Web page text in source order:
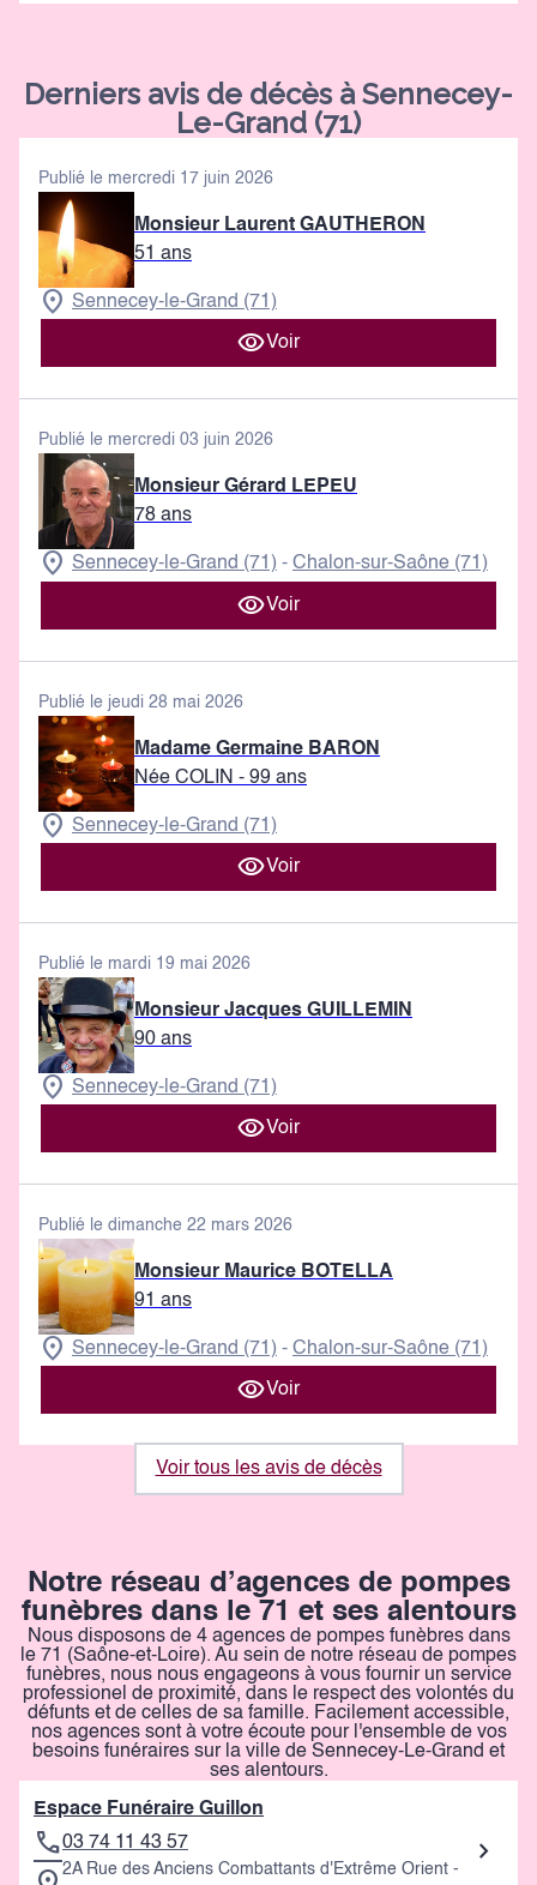
Derniers avis de décès à Sennecey-
Le-Grand (71)
Publié le mercredi 17 juin 2026
Monsieur Laurent GAUTHERON
51 ans
Sennecey-le-Grand (71)
Voir
Publié le mercredi 03 juin 2026
Monsieur Gérard LEPEU
78 ans
Sennecey-le-Grand (71) - Chalon-sur-Saône (71)
Voir
Publié le jeudi 28 mai 2026
Madame Germaine BARON
Née COLIN - 99 ans
Sennecey-le-Grand (71)
Voir
Publié le mardi 19 mai 2026
Monsieur Jacques GUILLEMIN
90 ans
Sennecey-le-Grand (71)
Voir
Publié le dimanche 22 mars 2026
Monsieur Maurice BOTELLA
91 ans
Sennecey-le-Grand (71) - Chalon-sur-Saône (71)
Voir
Voir tous les avis de décès
Notre réseau d’agences de pompes
funèbres dans le 71 et ses alentours
Nous disposons de 4 agences de pompes funèbres dans
le 71 (Saône-et-Loire). Au sein de notre réseau de pompes
funèbres, nous nous engageons à vous fournir un service
professionel de proximité, dans le respect des volontés du
défunts et de celles de sa famille. Facilement accessible,
nos agences sont à votre écoute pour l'ensemble de vos
besoins funéraires sur la ville de Sennecey-Le-Grand et
ses alentours.
Espace Funéraire Guillon
03 74 11 43 57
2A Rue des Anciens Combattants d'Extrême Orient -